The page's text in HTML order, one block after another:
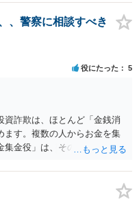
記載されている電話番号に連
をしてみるとよいでしょう。
、警察に相談すべき
役にたった 5
資詐欺は、ほとんど「金銭消
ます。複数の人からお金を集
集金役」は、その先の「投資
。それによって、相手方を信
ます。しばらくすると、